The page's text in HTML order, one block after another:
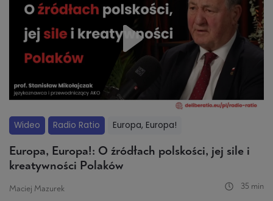
Wideo Radio Ratio Europa, Europa!
Europa, Europa!: O źródłach polskości, jej sile i
kreatywności Polaków
Maciej Mazurek 35 min